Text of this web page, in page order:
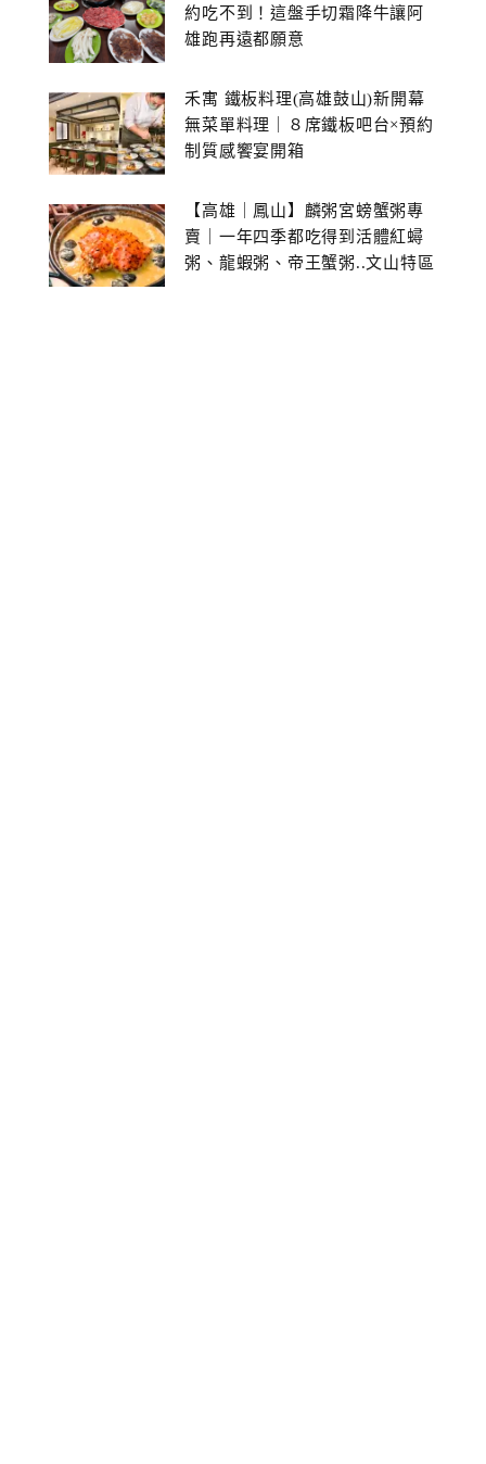
約吃不到！這盤手切霜降牛讓阿
雄跑再遠都願意
禾寓 鐵板料理(高雄鼓山)新開幕
無菜單料理｜８席鐵板吧台×預約
制質感饗宴開箱
【高雄｜鳳山】麟粥宮螃蟹粥專
賣｜一年四季都吃得到活體紅蟳
粥、龍蝦粥、帝王蟹粥..文山特區